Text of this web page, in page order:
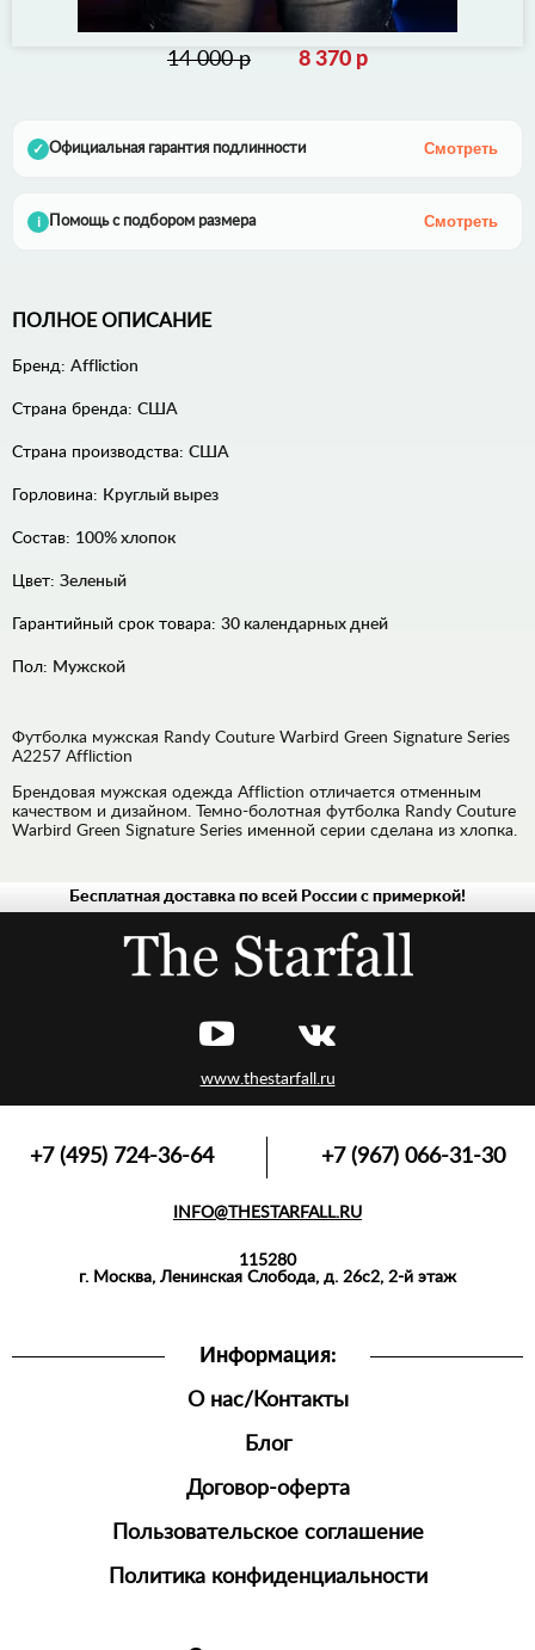
14 000 р 8 370 р
✓ Официальная гарантия подлинности Смотреть
i Помощь с подбором размера Смотреть
ПОЛНОЕ ОПИСАНИЕ
Бренд: Affliction
Страна бренда: США
Страна производства: США
Горловина: Круглый вырез
Состав: 100% хлопок
Цвет: Зеленый
Гарантийный срок товара: 30 календарных дней
Пол: Мужской
Футболка мужская Randy Couture Warbird Green Signature Series
A2257 Affliction
Брендовая мужская одежда Affliction отличается отменным
качеством и дизайном. Темно-болотная футболка Randy Couture
Warbird Green Signature Series именной серии сделана из хлопка.
МУЖСКАЯБесплатная доставка по всей России с примеркой!
www.thestarfall.ru
Информация:
О нас/Контакты
Блог
Договор-оферта
Пользовательское соглашение
Политика конфиденциальности
+7 (495) 724-36-64 +7 (967) 066-31-30
INFO@THESTARFALL.RU
115280
г. Москва, Ленинская Слобода, д. 26с2, 2-й этаж